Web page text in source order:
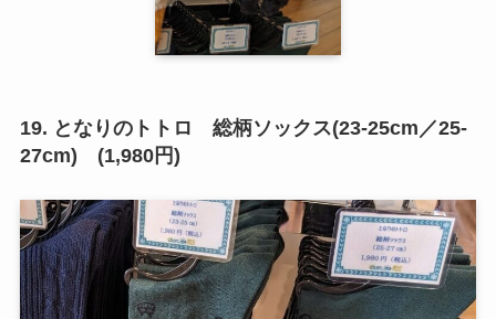
19. となりのトトロ 総柄ソックス(23-25cm／25-
27cm) (1,980円)